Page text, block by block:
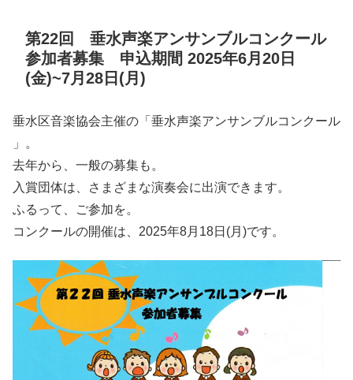
第22回 垂水声楽アンサンブルコンクール
参加者募集 申込期間 2025年6月20日
(金)~7月28日(月)
垂水区音楽協会主催の「垂水声楽アンサンブルコンクール
」。
去年から、一般の募集も。
入賞団体は、さまざまな演奏会に出演できます。
ふるって、ご参加を。
コンクールの開催は、2025年8月18日(月)です。